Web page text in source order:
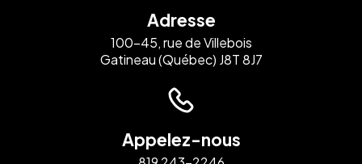
Adresse
100-45, rue de Villebois
Gatineau (Québec) J8T 8J7
Appelez-nous